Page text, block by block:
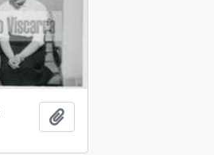
Añadir al portapapeles